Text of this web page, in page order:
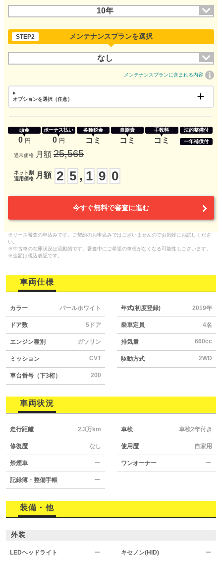
10年
STEP2 メンテナンスプランを選択
なし
メンテナンスプランに含まれる内容
オプションを選択（任意）
頭金
0 円
ボーナス払い
0 円
各種税金
コミ
自賠責
コミ
手数料
コミ
法的整備付
一年補償付
通常価格 月額 25,565
ネット割
適用価格
月額 2 5 , 1 9 0
今すぐ無料で審査に進む
※リース審査の申込みです。ご契約のお申込みではございませんのでお気軽にお試しくださ
い。
※中古車の在庫状況は流動的です。審査中にご希望の車種がなくなる可能性もございます。
※金額は税込表記です。
車両仕様
カラー パールホワイト 年式(初度登録) 2019年
ドア数 5ドア 乗車定員 4名
エンジン種別 ガソリン 排気量 660cc
ミッション CVT 駆動方式 2WD
車台番号（下3桁） 200
車両状況
走行距離 2.3万km 車検 車検2年付き
修復歴 なし 使用歴 自家用
禁煙車 ー ワンオーナー ー
記録簿・整備手帳 ー
装備・他
外装
LEDヘッドライト ー キセノン(HID) ー